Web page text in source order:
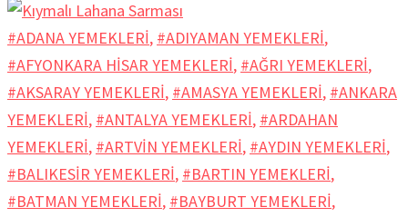
#ADANA YEMEKLERİ, #ADIYAMAN YEMEKLERİ,
#AFYONKARA HİSAR YEMEKLERİ, #AĞRI YEMEKLERİ,
#AKSARAY YEMEKLERİ, #AMASYA YEMEKLERİ, #ANKARA
YEMEKLERİ, #ANTALYA YEMEKLERİ, #ARDAHAN
YEMEKLERİ, #ARTVİN YEMEKLERİ, #AYDIN YEMEKLERİ,
#BALIKESİR YEMEKLERİ, #BARTIN YEMEKLERİ,
#BATMAN YEMEKLERİ, #BAYBURT YEMEKLERİ,